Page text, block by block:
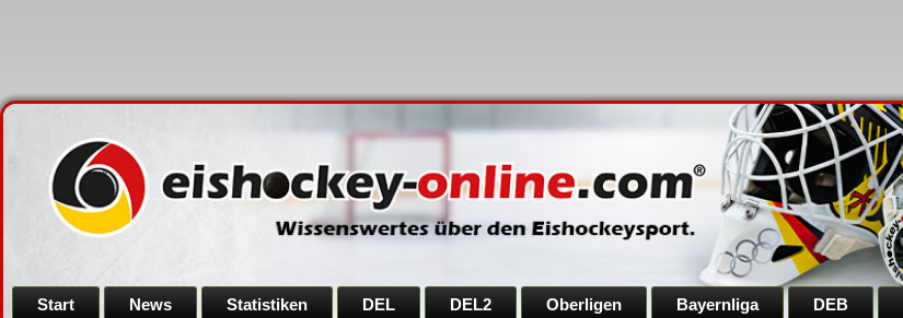
Start News Statistiken DEL DEL2 Oberligen Bayernliga DEB